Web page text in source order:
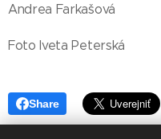
Andrea Farkašová
Foto Iveta Peterská
Share